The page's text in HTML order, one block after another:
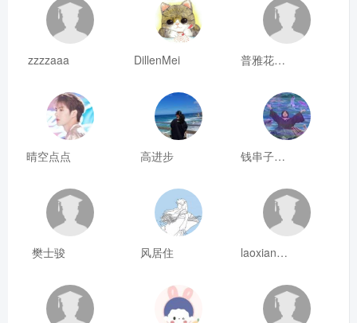
zzzzaaa DillenMei 普雅花qya
晴空点点 高进步 钱串子123
樊士骏 风居住 laoxianrou